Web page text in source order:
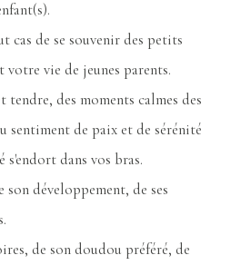
de se souvenir des petits
vie de jeunes parents.
tendre, des moments calmes des
sentiment de paix et de sérénité
dans vos bras.
développement, de ses
de son doudou préféré, de